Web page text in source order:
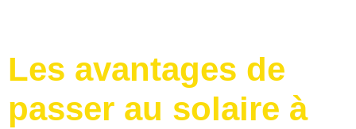
Les avantages de
passer au solaire à